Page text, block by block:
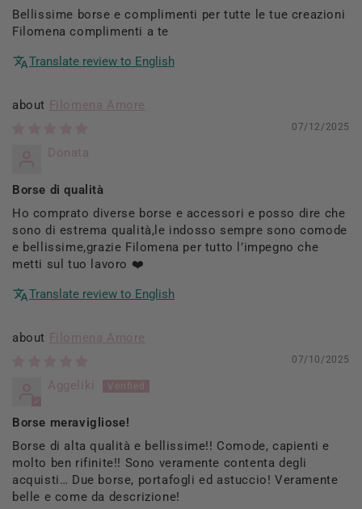
Bellissime borse e complimenti per tutte le tue creazioni
Filomena complimenti a te
Translate review to English
Filomena Amore
07/12/2025
Donata
Borse di qualità
Ho comprato diverse borse e accessori e posso dire che
sono di estrema qualità,le indosso sempre sono comode
e bellissime,grazie Filomena per tutto l’impegno che
metti sul tuo lavoro ❤️
Translate review to English
Filomena Amore
07/10/2025
Aggeliki
Borse meravigliose!
Borse di alta qualità e bellissime!! Comode, capienti e
molto ben rifinite!! Sono veramente contenta degli
acquisti… Due borse, portafogli ed astuccio! Veramente
belle e come da descrizione!